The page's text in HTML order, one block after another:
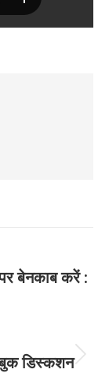
बेनकाब करें :
बुक डिस्कशन